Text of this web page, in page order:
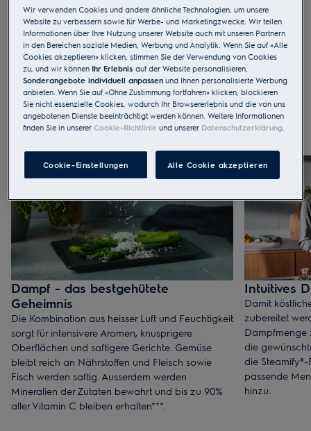
Mehr Geschmack und Vitamine. Weniger
Energieverbrauch.​
Electrolux Kombi-Steamer besitzen die höchste
Energieeffizienzklasse A++, womit Sie Strom sparen und
gleichzeitig köstliche Gerichte zubereiten können.Mit dem
Einsatz von niedrigen Temperaturen beim Kochen mit Heissluft
bleiben erst noch bis zu90%** der Vitamine Ihrer Zutaten
erhalten.
Dampf - das bestgehütete
Geheimnis​
Die Kombination aus heisser Luft und Feuchtigkeit
sorgt für intensivere Aromen, knusprigere
Oberflächen und saftigere Gerichte. Gemüse
bleibt reich an Nährstoffen und Fleisch sowie
Fisch werden saftig. Ausserdem werden
Mineralien der Zutaten bewahrt und bis zu 90%
aller Vitamin C bleiben erhalten***.
Intuitives
Damit
zubereitet
Dampfmenge
die
die Steamify
passende
hinzu.
Wir verwenden Cookies und andere ähnliche Technologien, um unsere
Website zu verbessern sowie für Werbe- und Marketingzwecke. Wir teilen
Informationen über Ihre Nutzung unserer Website auch mit unseren Partnern
in den Bereichen soziale Medien, Werbung und Analytik. Wenn Sie auf «Alle
Cookies akzeptieren» klicken, stimmen Sie der Verwendung von Cookies
zu, und wir können Ihr Erlebnisauf der Website personalisieren,
Sonderangebote individuell anpassen und Ihnen personalisierte Werbung
anbieten. Wenn Sie auf «Ohne Zustimmung fortfahren» klicken, blockieren
Sie nicht essenzielle Cookies, wodurch Ihr Browsererlebnis und die von uns
angebotenen Dienste beeinträchtigt werden können. Weitere Informationen
finden Sie in unsererCookie-Richtlinie und unserer Datenschutzerklärung
Cookie-Einstellungen Alle Cookie akzeptieren